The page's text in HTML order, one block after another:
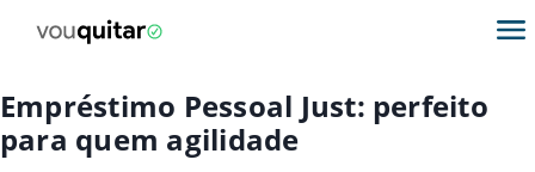
Empréstimo Pessoal Just: perfeito
para quem agilidade